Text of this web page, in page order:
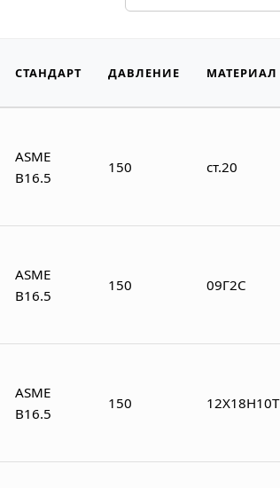
СТАНДАРТ ДАВЛЕНИЕ МАТЕРИАЛ
ASME
B16.5
150 ст.20
ASME
B16.5
150 09Г2С
ASME
B16.5
150 12Х18Н10Т